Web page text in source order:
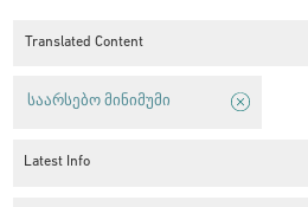
Translated Content
საარსებო მინიმუმი
Latest Info